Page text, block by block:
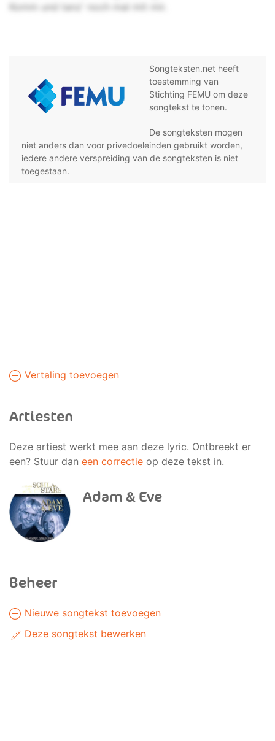
Komm und tanz' noch mal mit mir.
Songteksten.net heeft
toestemming van
Stichting FEMU om deze
songtekst te tonen.
De songteksten mogen
niet anders dan voor privedoeleinden gebruikt worden,
iedere andere verspreiding van de songteksten is niet
toegestaan.
Vertaling toevoegen
Artiesten
Deze artiest werkt mee aan deze lyric. Ontbreekt er
een? Stuur dan een correctie op deze tekst in.
Adam & Eve
Beheer
Nieuwe songtekst toevoegen
Deze songtekst bewerken